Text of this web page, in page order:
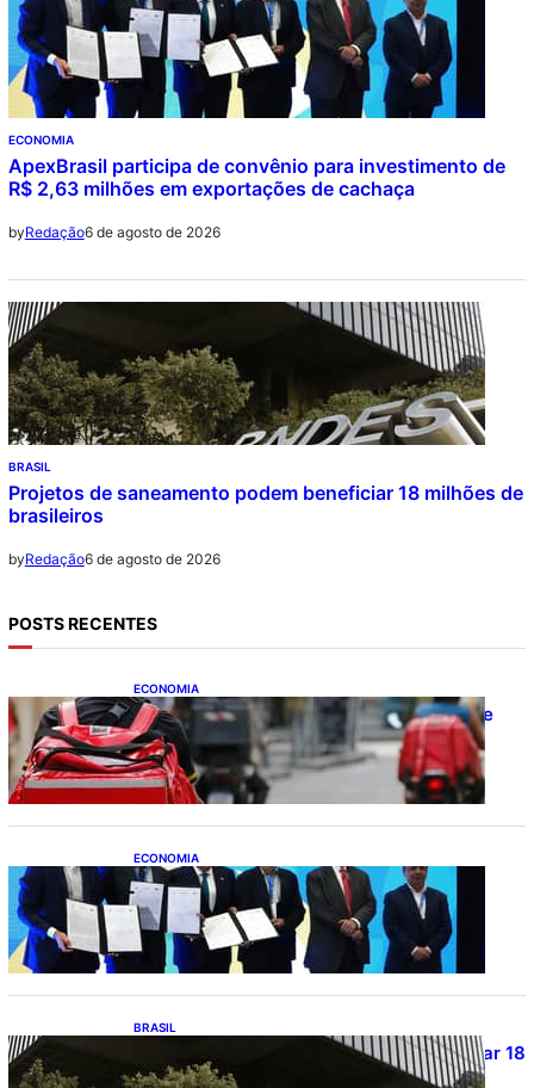
ECONOMIA
ApexBrasil participa de convênio para investimento de
R$ 2,63 milhões em exportações de cachaça
byRedação6 de agosto de 2026
BRASIL
Projetos de saneamento podem beneficiar 18 milhões de
brasileiros
byRedação6 de agosto de 2026
POSTS RECENTES
ECONOMIA
CAIXA e iFood facilitam financiamento de
motos e bicicletas elétricas para
entregadores
ECONOMIA
ApexBrasil participa de convênio para
investimento de R$ 2,63 milhões em
exportações de cachaça
BRASIL
Projetos de saneamento podem beneficiar 18
milhões de brasileiros